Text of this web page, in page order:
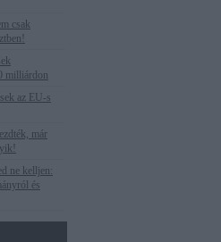
csak
milliárdon
az EU-s
már
ne kelljen:
és